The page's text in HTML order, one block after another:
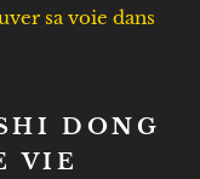
sa voie dans
DONG
VIE